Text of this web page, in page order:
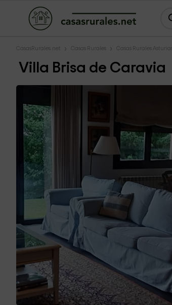
CasasRurales.net Casas Rurales Casas Rurales Asturias
Villa Brisa de Caravia